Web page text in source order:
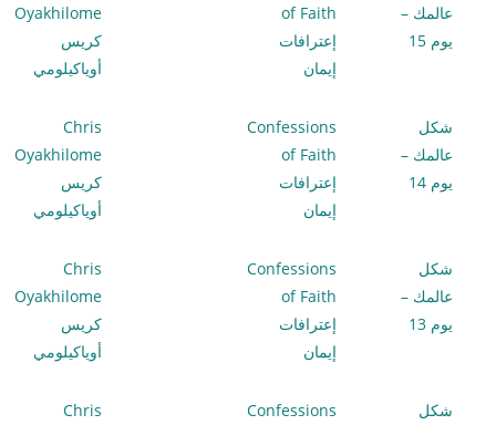
عالمك –
يوم 15
of Faith
إعترافات
إيمان
Oyakhilome
كريس
أوياكيلومي
شكل
عالمك –
يوم 14
Confessions
of Faith
إعترافات
إيمان
Chris
Oyakhilome
كريس
أوياكيلومي
شكل
عالمك –
يوم 13
Confessions
of Faith
إعترافات
إيمان
Chris
Oyakhilome
كريس
أوياكيلومي
شكل
Confessions
Chris